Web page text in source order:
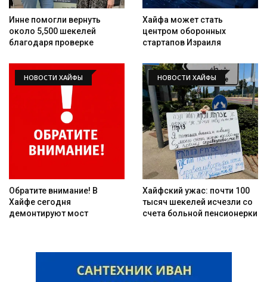
Инне помогли вернуть
около 5,500 шекелей
благодаря проверке
Хайфа может стать
центром оборонных
стартапов Израиля
НОВОСТИ ХАЙФЫ
Обратите внимание! В
Хайфе сегодня
демонтируют мост
НОВОСТИ ХАЙФЫ
Хайфский ужас: почти 100
тысяч шекелей исчезли со
счета больной пенсионерки